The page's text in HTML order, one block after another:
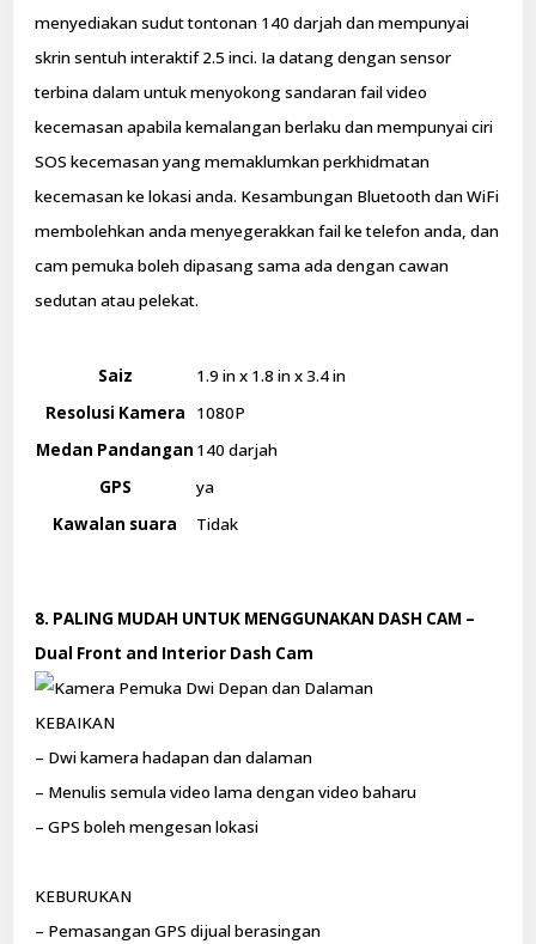
menyediakan sudut tontonan 140 darjah dan mempunyai
skrin sentuh interaktif 2.5 inci. Ia datang dengan sensor
terbina dalam untuk menyokong sandaran fail video
kecemasan apabila kemalangan berlaku dan mempunyai ciri
SOS kecemasan yang memaklumkan perkhidmatan
kecemasan ke lokasi anda. Kesambungan Bluetooth dan WiFi
membolehkan anda menyegerakkan fail ke telefon anda, dan
cam pemuka boleh dipasang sama ada dengan cawan
sedutan atau pelekat.
Saiz
1.9 in x 1.8 in x 3.4 in
Resolusi Kamera
1080P
Medan Pandangan 140 darjah
GPS
ya
Kawalan suara
Tidak
8. PALING MUDAH UNTUK MENGGUNAKAN DASH CAM –
Dual Front and Interior Dash Cam
KEBAIKAN
– Dwi kamera hadapan dan dalaman
– Menulis semula video lama dengan video baharu
– GPS boleh mengesan lokasi
KEBURUKAN
– Pemasangan GPS dijual berasingan